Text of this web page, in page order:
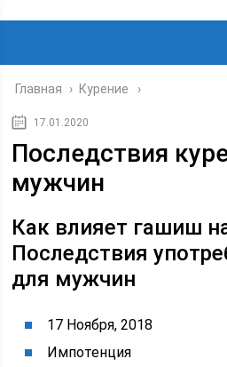
Главная › Курение
17.01.2020
Последствия
мужчин
Как влияет гашиш
Последствия
для мужчин
17 Ноября, 2018
Импотенция